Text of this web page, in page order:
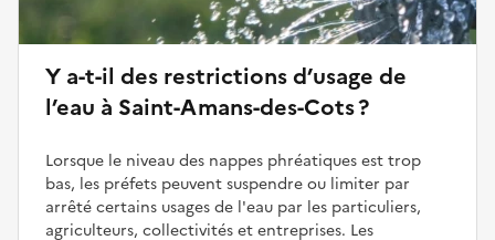
Y a-t-il des restrictions d’usage de
l’eau à Saint-Amans-des-Cots ?
Lorsque le niveau des nappes phréatiques est trop
bas, les préfets peuvent suspendre ou limiter par
arrêté certains usages de l'eau par les particuliers,
agriculteurs, collectivités et entreprises. Les